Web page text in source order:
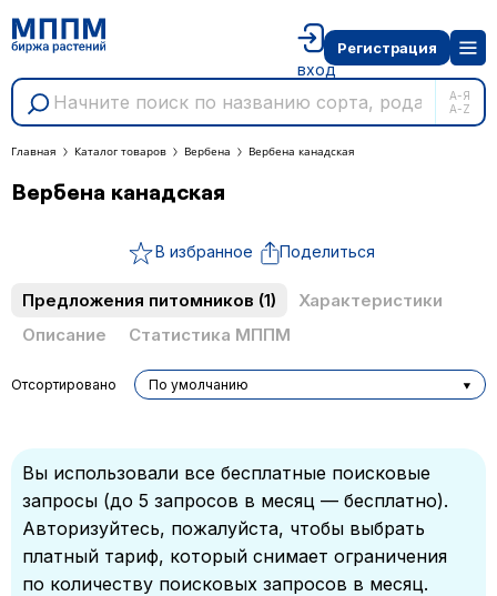
А-Я
A-Z
вход
Регистрация
Главная Каталог товаров Вербена Вербена канадская
Вербена канадская
В избранное Поделиться
Предложения питомников (1)
Характеристики
Описание
Статистика МППМ
Отсортировано По умолчанию
Вы использовали все бесплатные поисковые
запросы (до 5 запросов в месяц — бесплатно).
Авторизуйтесь, пожалуйста, чтобы выбрать
платный тариф, который снимает ограничения
по количеству поисковых запросов в месяц.